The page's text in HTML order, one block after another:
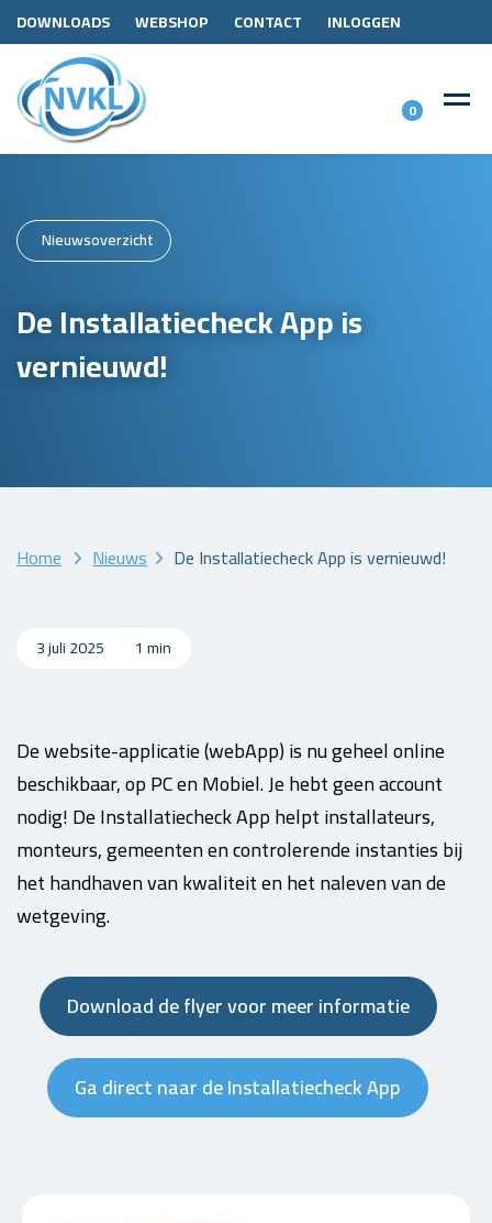
DOWNLOADS WEBSHOP CONTACT INLOGGEN
0
Nieuwsoverzicht
De Installatiecheck App is
vernieuwd!
Home Nieuws De Installatiecheck App is vernieuwd!
3 juli 2025 1 min
De website-applicatie (webApp) is nu geheel online
beschikbaar, op PC en Mobiel. Je hebt geen account
nodig! De Installatiecheck App helpt installateurs,
monteurs, gemeenten en controlerende instanties bij
het handhaven van kwaliteit en het naleven van de
wetgeving.
Download de flyer voor meer informatie
Ga direct naar de Installatiecheck App